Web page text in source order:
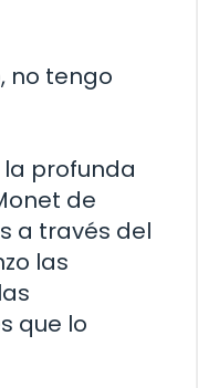
no tengo
profunda
de
a través del
las
que lo